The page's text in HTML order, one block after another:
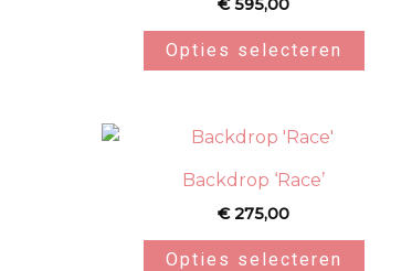
Opties selecteren
Backdrop ‘Race’
€275,00
Opties selecteren